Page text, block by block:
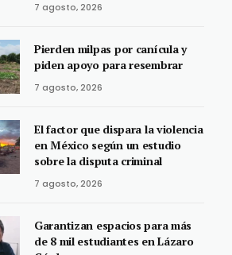
7 agosto, 2026
Pierden milpas por canícula y
piden apoyo para resembrar
7 agosto, 2026
El factor que dispara la violencia
en México según un estudio
sobre la disputa criminal
7 agosto, 2026
Garantizan espacios para más
de 8 mil estudiantes en Lázaro